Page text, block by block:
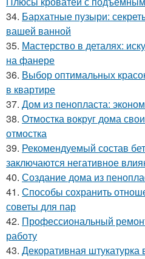
34. Бархатные пузыри:
вашей ванной
35. Мастерство в деталях:
на фанере
36. Выбор оптимальных
в квартире
37. Дом из пенопласта:
38. Отмостка вокруг дома
отмостка
39. Рекомендуемый состав
заключаются негативное
40. Создание дома из
41. Способы сохранить
советы для пар
42. Профессиональный
работу
43. Декоративная